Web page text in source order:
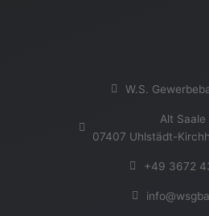
b
o
a
g
r
W.S.
Alt Saale
07407 Uhlstädt-
+49 3672